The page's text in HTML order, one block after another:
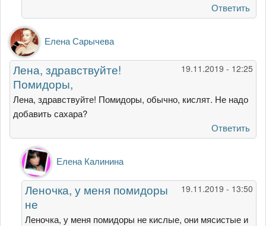
порцию?
от
Гость
Ответить
Елена Сарычева
19.11.2019 - 12:25
Лена, здравствуйте!
Помидоры,
Лена, здравствуйте! Помидоры, обычно, кислят. Не надо
добавить сахара?
Ответить
Ответ
на
Лена,
здравствуйте!
Помидоры,
от
Елена Калинина
19.11.2019 - 13:50
Леночка, у меня помидоры
не
Леночка, у меня помидоры не кислые, они мясистые и